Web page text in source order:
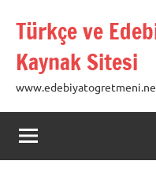
Türkçe ve
Kaynak Sitesi